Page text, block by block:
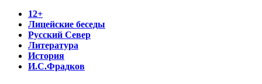
12+
Лицейские беседы
Русский Север
Литература
История
И.С.Фрадков